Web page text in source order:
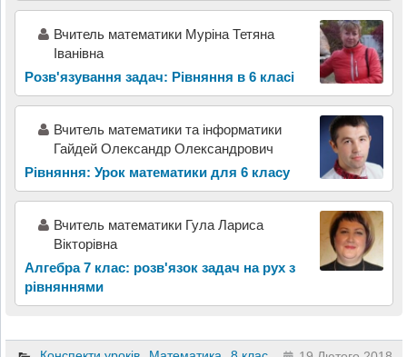
Вчитель математики Муріна Тетяна
Іванівна
Розв'язування задач: Рівняння в 6 класі
Вчитель математики та інформатики
Гайдей Олександр Олександрович
Рівняння: Урок математики для 6 класу
Вчитель математики Гула Лариса
Вікторівна
Алгебра 7 клас: розв'язок задач на рух з
рівняннями